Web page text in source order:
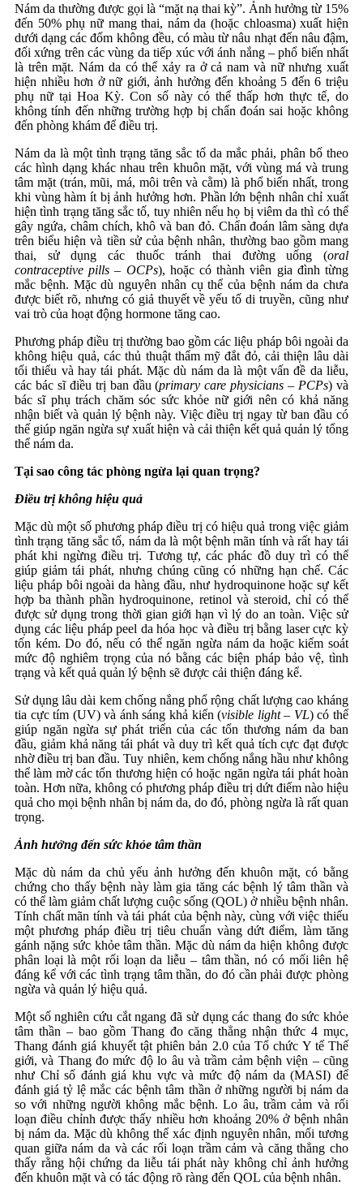
Nám da thường được gọi là “mặt nạ thai kỳ”. Ảnh hưởng từ 15%
đến 50% phụ nữ mang thai, nám da (hoặc chloasma) xuất hiện
dưới dạng các đốm không đều, có màu từ nâu nhạt đến nâu đậm,
đối xứng trên các vùng da tiếp xúc với ánh nắng – phổ biến nhất
là trên mặt. Nám da có thể xảy ra ở cả nam và nữ nhưng xuất
hiện nhiều hơn ở nữ giới, ảnh hưởng đến khoảng 5 đến 6 triệu
phụ nữ tại Hoa Kỳ. Con số này có thể thấp hơn thực tế, do
không tính đến những trường hợp bị chẩn đoán sai hoặc không
đến phòng khám để điều trị.
Nám da là một tình trạng tăng sắc tố da mắc phải, phân bố theo
các hình dạng khác nhau trên khuôn mặt, với vùng má và trung
tâm mặt (trán, mũi, má, môi trên và cằm) là phổ biến nhất, trong
khi vùng hàm ít bị ảnh hưởng hơn. Phần lớn bệnh nhân chỉ xuất
hiện tình trạng tăng sắc tố, tuy nhiên nếu họ bị viêm da thì có thể
gây ngứa, châm chích, khô và ban đỏ. Chẩn đoán lâm sàng dựa
trên biểu hiện và tiền sử của bệnh nhân, thường bao gồm mang
thai, sử dụng các thuốc tránh thai đường uống (oral
contraceptive pills – OCPs), hoặc có thành viên gia đình từng
mắc bệnh. Mặc dù nguyên nhân cụ thể của bệnh nám da chưa
được biết rõ, nhưng có giả thuyết về yếu tố di truyền, cũng như
vai trò của hoạt động hormone tăng cao.
Phương pháp điều trị thường bao gồm các liệu pháp bôi ngoài da
không hiệu quả, các thủ thuật thẩm mỹ đắt đỏ, cải thiện lâu dài
tối thiểu và hay tái phát. Mặc dù nám da là một vấn đề da liễu,
các bác sĩ điều trị ban đầu (primary care physicians – PCPs) và
bác sĩ phụ trách chăm sóc sức khỏe nữ giới nên có khả năng
nhận biết và quản lý bệnh này. Việc điều trị ngay từ ban đầu có
thể giúp ngăn ngừa sự xuất hiện và cải thiện kết quả quản lý tổng
thể nám da.
Tại sao công tác phòng ngừa lại quan trọng?
Điều trị không hiệu quả
Mặc dù một số phương pháp điều trị có hiệu quả trong việc giảm
tình trạng tăng sắc tố, nám da là một bệnh mãn tính và rất hay tái
phát khi ngừng điều trị. Tương tự, các phác đồ duy trì có thể
giúp giảm tái phát, nhưng chúng cũng có những hạn chế. Các
liệu pháp bôi ngoài da hàng đầu, như hydroquinone hoặc sự kết
hợp ba thành phần hydroquinone, retinol và steroid, chỉ có thể
được sử dụng trong thời gian giới hạn vì lý do an toàn. Việc sử
dụng các liệu pháp peel da hóa học và điều trị bằng laser cực kỳ
tốn kém. Do đó, nếu có thể ngăn ngừa nám da hoặc kiểm soát
mức độ nghiêm trọng của nó bằng các biện pháp bảo vệ, tình
trạng và kết quả quản lý bệnh sẽ được cải thiện đáng kể.
Sử dụng lâu dài kem chống nắng phổ rộng chất lượng cao kháng
tia cực tím (UV) và ánh sáng khả kiến (visible light – VL) có thể
giúp ngăn ngừa sự phát triển của các tổn thương nám da ban
đầu, giảm khả năng tái phát và duy trì kết quả tích cực đạt được
nhờ điều trị ban đầu. Tuy nhiên, kem chống nắng hầu như không
thể làm mờ các tổn thương hiện có hoặc ngăn ngừa tái phát hoàn
toàn. Hơn nữa, không có phương pháp điều trị dứt điểm nào hiệu
quả cho mọi bệnh nhân bị nám da, do đó, phòng ngừa là rất quan
trọng.
Ảnh hưởng đến sức khỏe tâm thần
Mặc dù nám da chủ yếu ảnh hưởng đến khuôn mặt, có bằng
chứng cho thấy bệnh này làm gia tăng các bệnh lý tâm thần và
có thể làm giảm chất lượng cuộc sống (QOL) ở nhiều bệnh nhân.
Tính chất mãn tính và tái phát của bệnh này, cùng với việc thiếu
một phương pháp điều trị tiêu chuẩn vàng dứt điểm, làm tăng
gánh nặng sức khỏe tâm thần. Mặc dù nám da hiện không được
phân loại là một rối loạn da liễu – tâm thần, nó có mối liên hệ
đáng kể với các tình trạng tâm thần, do đó cần phải được phòng
ngừa và quản lý hiệu quả.
Một số nghiên cứu cắt ngang đã sử dụng các thang đo sức khỏe
tâm thần – bao gồm Thang đo căng thẳng nhận thức 4 mục,
Thang đánh giá khuyết tật phiên bản 2.0 của Tổ chức Y tế Thế
giới, và Thang đo mức độ lo âu và trầm cảm bệnh viện – cũng
như Chỉ số đánh giá khu vực và mức độ nám da (MASI) để
đánh giá tỷ lệ mắc các bệnh tâm thần ở những người bị nám da
so với những người không mắc bệnh. Lo âu, trầm cảm và rối
loạn điều chỉnh được thấy nhiều hơn khoảng 20% ở bệnh nhân
bị nám da. Mặc dù không thể xác định nguyên nhân, mối tương
quan giữa nám da và các rối loạn trầm cảm và căng thẳng cho
thấy rằng hội chứng da liễu tái phát này không chỉ ảnh hưởng
đến khuôn mặt và có tác động rõ ràng đến QOL của bệnh nhân.